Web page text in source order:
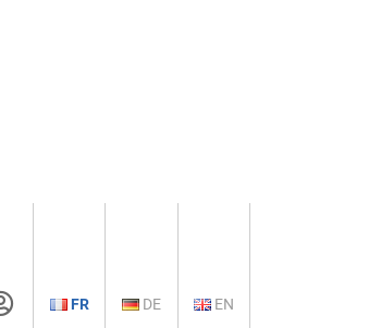
FR DE EN